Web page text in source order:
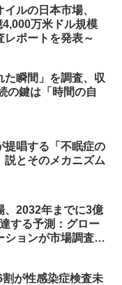
ルの日本市場、
万米ドル規模
レポートを発表～
た瞬間」を調査、収
の鍵は「時間の自
提唱する「不眠症の
説とそのメカニズム
、2032年までに3億
する予測：グロー
ションが市場調査レ
が性感染症検査未